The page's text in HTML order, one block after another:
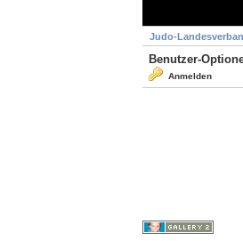
Judo-
Benutzer-
Anmelden